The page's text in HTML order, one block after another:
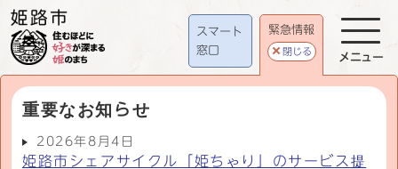
スマート
窓口
緊急情報
閉じる
重要なお知らせ
2026年8月4日
姫路市シェアサイクル「姫ちゃり」のサービス提
メニュー